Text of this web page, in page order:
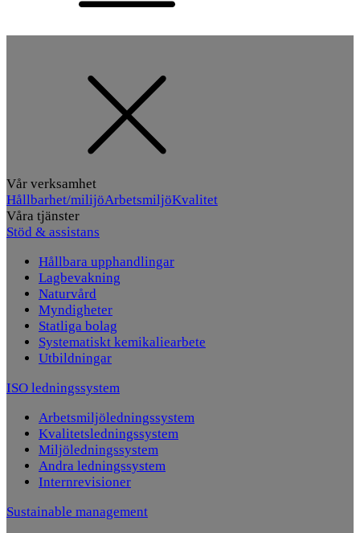
Vår verksamhet
Hållbarhet/milijöArbetsmiljöKvalitet
Våra tjänster
Stöd & assistans
Hållbara upphandlingar
Lagbevakning
Naturvård
Myndigheter
Statliga bolag
Systematiskt kemikaliearbete
Utbildningar
ISO ledningssystem
Arbetsmiljöledningssystem
Kvalitetsledningssystem
Miljöledningssystem
Andra ledningssystem
Internrevisioner
Sustainable management